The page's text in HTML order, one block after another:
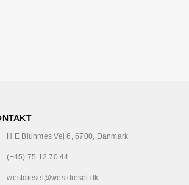
H E Bluhmes Vej 6, 6700, Danmark
(+45) 75 12 70 44
westdiesel@westdiesel.dk